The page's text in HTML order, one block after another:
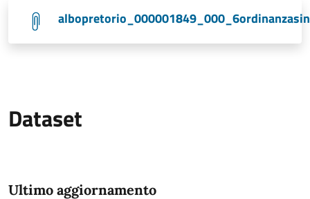
Dataset
Ultimo aggiornamento